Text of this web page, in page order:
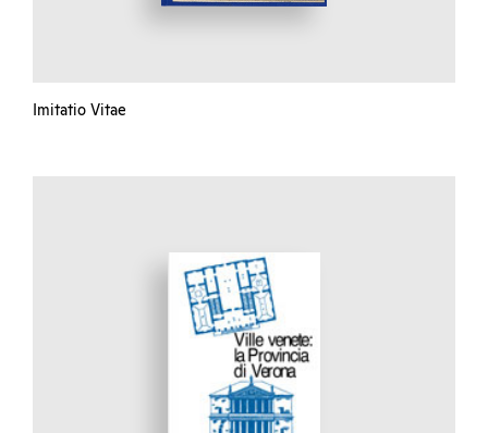
Imitatio Vitae